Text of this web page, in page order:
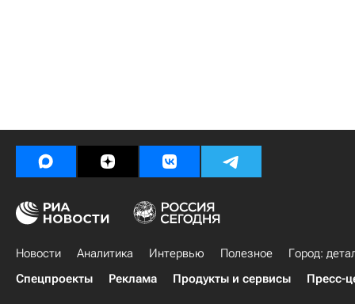
Новости Аналитика Интервью Полезное
Город:
Спецпроекты
Реклама Продукты и сервисы Пресс-